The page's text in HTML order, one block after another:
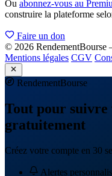
Ou abonnez-vous au
construire la plateforme
Faire un don
© 2026 RendementBourse
Mentions légales CGV
RendementBourse
Tout pour
gratuitement
Créez votre compte en 30
Alertes